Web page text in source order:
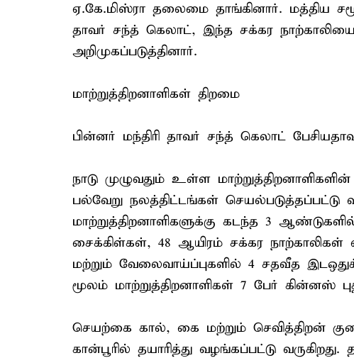
ஏ.கே.மிஸ்ரா தலைமை தாங்கினார். மத்திய
தாவர் சந்த் கெலாட், இந்த சக்கர நாற்காலியை
அறிமுகப்படுத்தினார்.
மாற்றுத்திறனாளிகள் திறமை
பின்னர் மந்திரி தாவர் சந்த் கெலாட்
நாடு முழுவதும் உள்ள
பல்வேறு நலத்திட்டங்கள் செயல்படுத்தப்பட்டு
மாற்றுத்திறனாளிகளுக்கு கடந்த 3
சைக்கிள்கள், 48 ஆயிரம் சக்கர
மற்றும் வேலைவாய்ப்புகளில் 4 சதவீத
மூலம் மாற்றுத்திறனாளிகள் 7 பேர் கின்னஸ்
செயற்கை கால், கை மற்றும் செவித்திறன்
கான்பூரில் தயாரித்து வழங்கப்பட்டு